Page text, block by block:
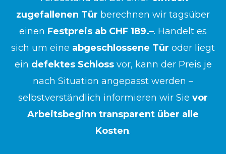
zugefallenen Tür berechnen wir tagsüber
einen Festpreis ab CHF 189.–. Handelt es
sich um eine abgeschlossene Tür oder liegt
ein defektes Schlossvor, kann der Preis je
nach Situation angepasst werden –
selbstverständlich informieren wir Sie vor
Arbeitsbeginn transparent über alle
Kosten.